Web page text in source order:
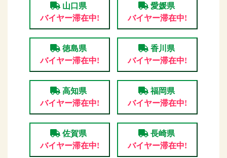
山口県
バイヤー滞在中!
愛媛県
バイヤー滞在中!
徳島県
バイヤー滞在中!
香川県
バイヤー滞在中!
高知県
バイヤー滞在中!
福岡県
バイヤー滞在中!
佐賀県
バイヤー滞在中!
長崎県
バイヤー滞在中!